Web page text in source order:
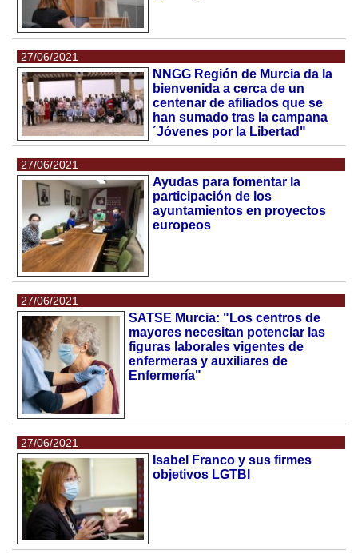
27/06/2021
NNGG Región de Murcia da la
bienvenida a cerca de un
centenar de afiliados que se
han sumado tras la campana
´Jóvenes por la Libertad"
27/06/2021
Ayudas para fomentar la
participación de los
ayuntamientos en proyectos
europeos
27/06/2021
SATSE Murcia: "Los centros de
mayores necesitan potenciar las
figuras laborales vigentes de
enfermeras y auxiliares de
Enfermería"
27/06/2021
Isabel Franco y sus firmes
objetivos LGTBI